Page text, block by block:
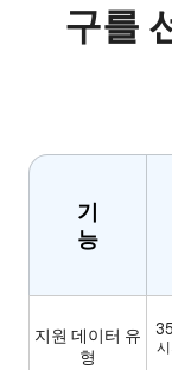
구를
기
능
지원 데이터 유
형